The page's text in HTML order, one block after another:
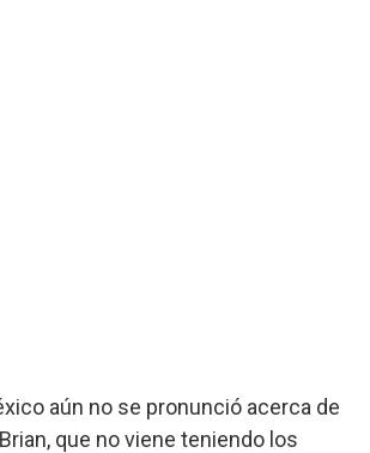
aún no se pronunció acerca de
que no viene teniendo los